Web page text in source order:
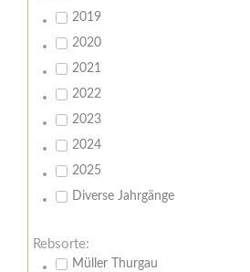
2019
2020
2021
2022
2023
2024
2025
Diverse Jahrgänge
Rebsorte:
Müller Thurgau